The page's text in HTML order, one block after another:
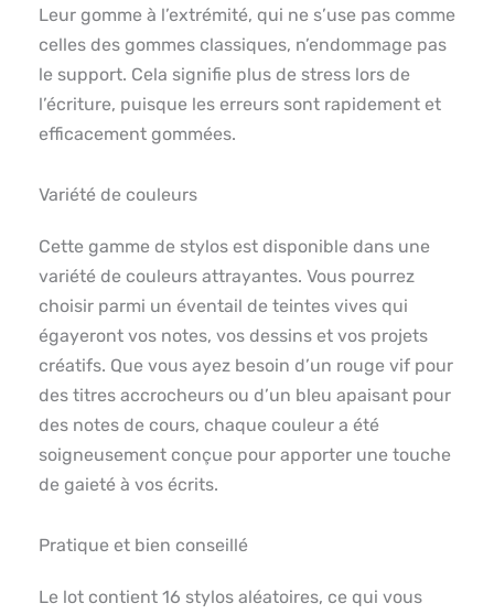
Leur gomme à l’extrémité, qui ne s’use pas comme
celles des gommes classiques, n’endommage pas
le support. Cela signifie plus de stress lors de
l’écriture, puisque les erreurs sont rapidement et
efficacement gommées.
Variété de couleurs
Cette gamme de stylos est disponible dans une
variété de couleurs attrayantes. Vous pourrez
choisir parmi un éventail de teintes vives qui
égayeront vos notes, vos dessins et vos projets
créatifs. Que vous ayez besoin d’un rouge vif pour
des titres accrocheurs ou d’un bleu apaisant pour
des notes de cours, chaque couleur a été
soigneusement conçue pour apporter une touche
de gaieté à vos écrits.
Pratique et bien conseillé
Le lot contient 16 stylos aléatoires, ce qui vous